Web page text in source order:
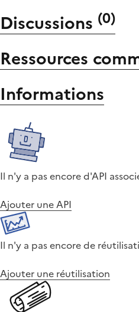
Discussions (0)
Ressources
Informations
Il n'y a pas encore d'API
Ajouter une API
Il n'y a pas encore de
Ajouter une réutilisation